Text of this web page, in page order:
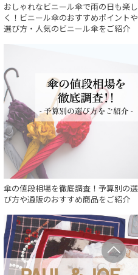
おしゃれなビニール傘で雨の日も楽し
く！ビニール傘のおすすめポイントや
選び方・人気のビニール傘をご紹介
傘の値段相場を徹底調査！予算別の選
び方や通販のおすすめ商品をご紹介